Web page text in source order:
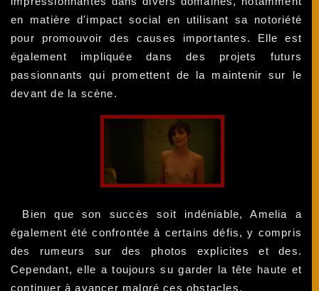
en matière d'impact social en utilisant sa notoriété
pour promouvoir des causes importantes. Elle est
également impliquée dans des projets futurs
passionnants qui promettent de la maintenir sur le
devant de la scène.
Bien que son succès soit indéniable, Amelia a
également été confrontée à certains défis, y compris
des rumeurs sur des photos explicites et des.
Cependant, elle a toujours su garder la tête haute et
continuer à avancer malgré ces obstacles.